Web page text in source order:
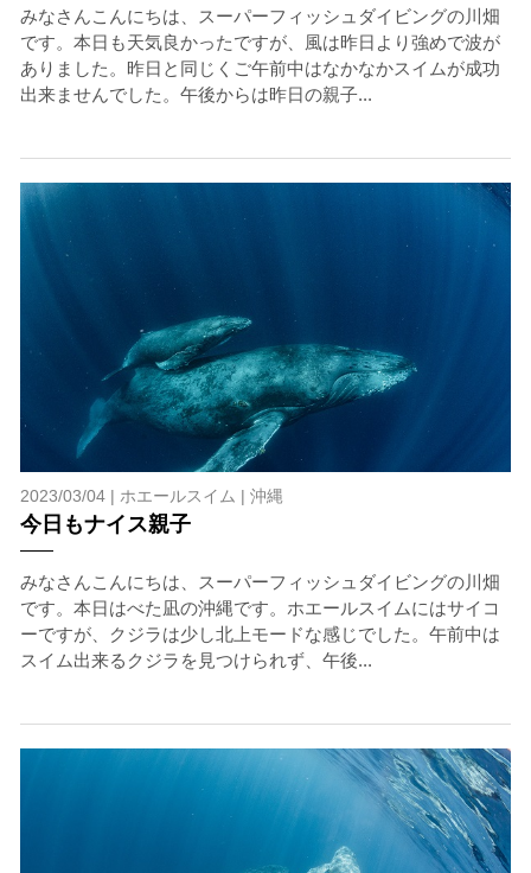
みなさんこんにちは、スーパーフィッシュダイビングの川畑
です。本日も天気良かったですが、風は昨日より強めで波が
ありました。昨日と同じくご午前中はなかなかスイムが成功
出来ませんでした。午後からは昨日の親子...
2023/03/04 | ホエールスイム | 沖縄
今日もナイス親子
みなさんこんにちは、スーパーフィッシュダイビングの川畑
です。本日はべた凪の沖縄です。ホエールスイムにはサイコ
ーですが、クジラは少し北上モードな感じでした。午前中は
スイム出来るクジラを見つけられず、午後...